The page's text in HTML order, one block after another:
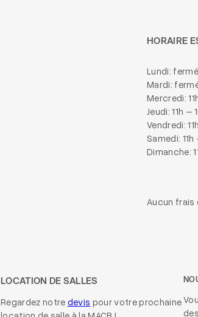
HORAIRE
Lundi: fermé
Mardi:
Mercredi:
Jeudi: 11h –
Vendredi:
Samedi: 11h
Dimanche:
Aucun frais
LOCATION DE SALLES
Regardez notre devis pour votre prochaine